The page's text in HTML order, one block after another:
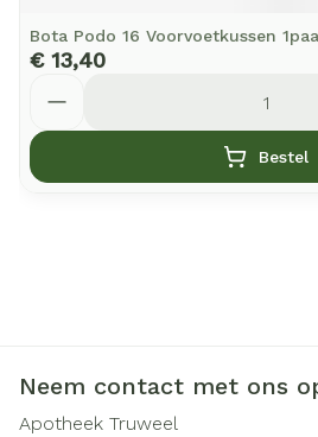
Bota Podo 16 Voorvoetkussen
€ 13,40
Bestel
Neem contact met ons
Apotheek Truweel